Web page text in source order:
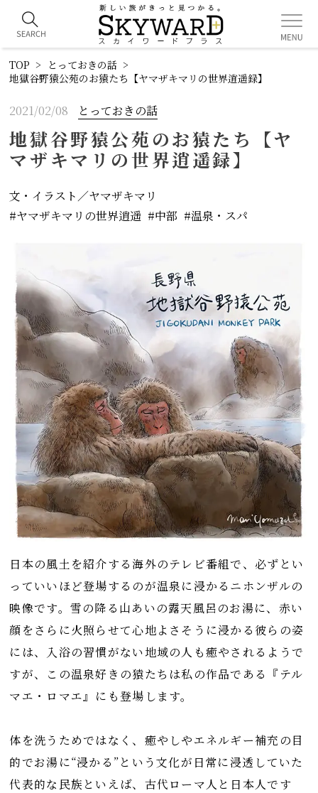
TOP
とっておきの話
地獄谷野猿公苑のお猿たち【ヤマザキマリの世界逍遥録】
2021/02/08 とっておきの話
地獄谷野猿公苑のお猿たち【ヤ
マザキマリの世界逍遥録】
文・イラスト／ヤマザキマリ
ヤマザキマリの世界逍遥
中部 温泉・スパ
日本の風土を紹介する海外のテレビ番組で、必ずとい
っていいほど登場するのが温泉に浸かるニホンザルの
映像です。雪の降る山あいの露天風呂のお湯に、赤い
顔をさらに火照らせて心地よさそうに浸かる彼らの姿
には、入浴の習慣がない地域の人も癒やされるようで
すが、この温泉好きの猿たちは私の作品である『テル
マエ・ロマエ』にも登場します。
体を洗うためではなく、癒やしやエネルギー補充の目
的でお湯に“浸かる”という文化が日常に浸透していた
代表的な民族といえば、古代ローマ人と日本人です